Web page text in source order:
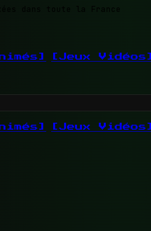
dans toute la France
[Jeux Vidéos]
[Jeux Vidéos]